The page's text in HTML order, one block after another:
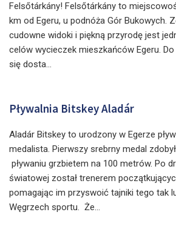
Felsőtárkány! Felsőtárkány to
km od Egeru, u podnóża Gór Bukowych.
cudowne widoki i piękną przyrodę jest
celów wycieczek mieszkańców Egeru.
się dosta...
Pływalnia Bitskey Aladár
Aladár Bitskey to urodzony w Egerze
medalista. Pierwszy srebrny medal
pływaniu grzbietem na 100 metrów. Po
światowej został trenerem
pomagając im przyswoić tajniki tego tak
Węgrzech sportu. Że...